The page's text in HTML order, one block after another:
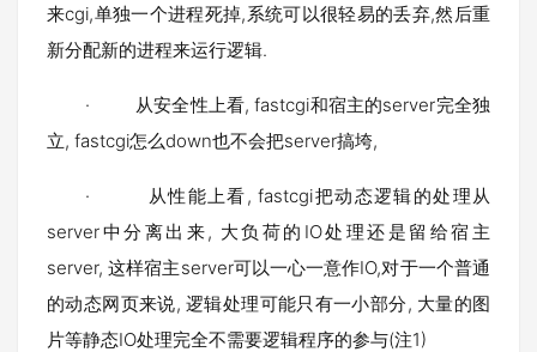
来cgi,单独一个进程死掉,系统可以很轻易的丢弃,然后重
新分配新的进程来运行逻辑.
· 从安全性上看, fastcgi和宿主的server完全独
立, fastcgi怎么down也不会把server搞垮,
· 从性能上看, fastcgi把动态逻辑的处理从
server中分离出来, 大负荷的IO处理还是留给宿主
server, 这样宿主server可以一心一意作IO,对于一个普通
的动态网页来说, 逻辑处理可能只有一小部分, 大量的图
片等静态IO处理完全不需要逻辑程序的参与(注1)